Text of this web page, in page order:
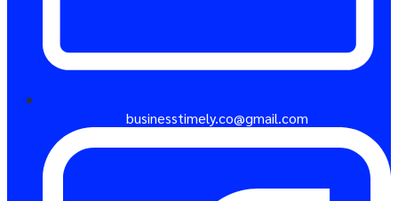
businesstimely.co@gmail.com